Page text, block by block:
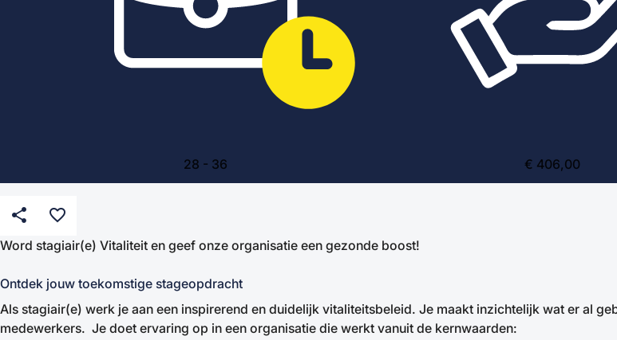
28 - 36 € 406,00
share favorite_border
Word stagiair(e) Vitaliteit en geef onze organisatie een gezonde boost!
Ontdek jouw toekomstige stageopdracht
Als stagiair(e) werk je aan een inspirerend en duidelijk vitaliteitsbeleid. Je maakt inzichtelijk wat er al
medewerkers. Je doet ervaring op in een organisatie die werkt vanuit de kernwaarden: